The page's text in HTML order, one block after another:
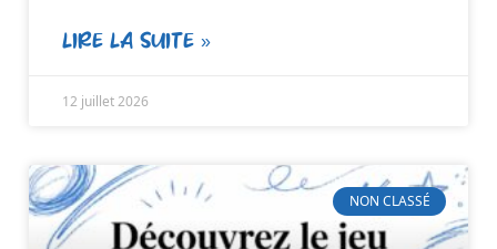
LIRE LA SUITE »
12 juillet 2026
NON CLASSÉ